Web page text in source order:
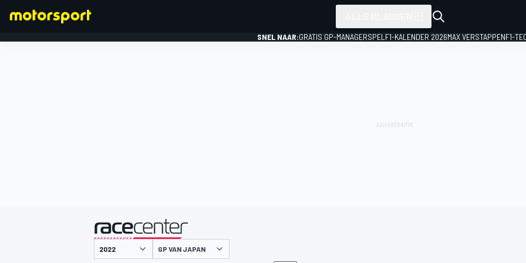
SNEL NAAR:GRATIS GP-MANAGERSPEL F1-KALENDER 2026MAX VERSTAPPENF1-
gepresenteerd door
GP VAN JAPAN